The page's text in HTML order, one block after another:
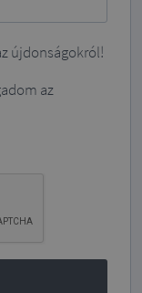
újdonságokról!
az